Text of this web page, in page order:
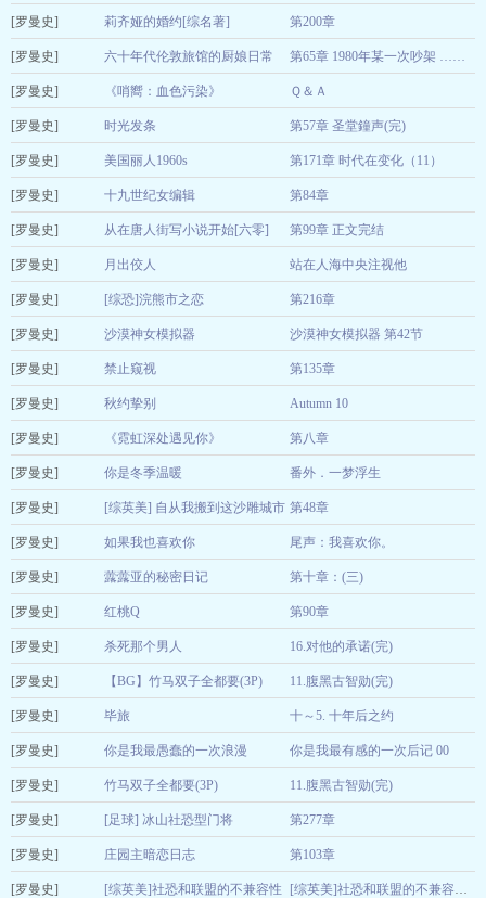
lujingban1986
[罗曼史] 莉齐娅的婚约[综名著] 第200章
千寻客 07-18
[罗曼史] 六十年代伦敦旅馆的厨娘日常 第65章 1980年某一次吵架 ……
提花织云锦
[罗曼史] 《哨嚮：血色污染》 Ｑ＆Ａ
李芷聿
[罗曼史] 时光发条 第57章 圣堂鐘声(完)
止言
[罗曼史] 美国丽人1960s 第171章 时代在变化（11）
三春景
[罗曼史] 十九世纪女编辑 第84章
冻京橙
[罗曼史] 从在唐人街写小说开始[六零] 第99章 正文完结
流烟萝
[罗曼史] 月出佼人 站在人海中央注视他
媳妇很废
[罗曼史] [综恐]浣熊市之恋 第216章
羊笔笔羊
[罗曼史] 沙漠神女模拟器 沙漠神女模拟器 第42节
白糖兔兔
[罗曼史] 禁止窥视 第135章
mini可颂
[罗曼史] 秋约挚别 Autumn 10
[罗曼史] 《霓虹深处遇见你》 第八章
糰子
[罗曼史] 你是冬季温暖 番外．一梦浮生
苡莯
[罗曼史] [综英美] 自从我搬到这沙雕城市 第48章
半只肉球
[罗曼史] 如果我也喜欢你 尾声：我喜欢你。
好象熊
[罗曼史] 虂虂亚的秘密日记 第十章：(三)
星令
[罗曼史] 红桃Q 第90章
打结
[罗曼史] 杀死那个男人 16.对他的承诺(完)
[罗曼史] 【BG】竹马双子全都要(3P) 11.腹黑古智勋(完)
李子李
[罗曼史] 毕旅 十～5. 十年后之约
徐风轻拂 06-24
[罗曼史] 你是我最愚蠢的一次浪漫 你是我最有感的一次后记 00
陆壹贰
[罗曼史] 竹马双子全都要(3P) 11.腹黑古智勋(完)
李子李
[罗曼史] [足球] 冰山社恐型门将 第277章
鲸master
[罗曼史] 庄园主暗恋日志 第103章
三花大小姐 01-23
[罗曼史] [综英美]社恐和联盟的不兼容性 [综英美]社恐和联盟的不兼容性 第110节